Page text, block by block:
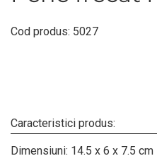
Cod produs: 5027
Caracteristici produs:
Dimensiuni: 14.5 x 6 x 7.5 cm